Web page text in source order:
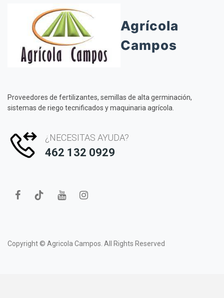
Agrícola
Campos
Proveedores de fertilizantes, semillas de alta germinación,
sistemas de riego tecnificados y maquinaria agrícola.
¿NECESITAS AYUDA?
462 132 0929
Copyright © Agricola Campos. All Rights Reserved